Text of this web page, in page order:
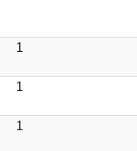
1
1
1